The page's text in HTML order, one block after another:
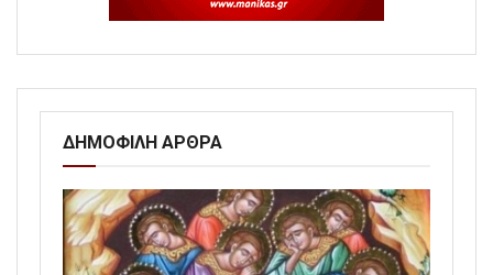
ΔΗΜΟΦΙΛΗ ΑΡΘΡΑ